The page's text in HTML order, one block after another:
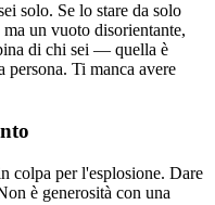
solo. Se lo stare da solo
un vuoto disorientante,
di chi sei — quella è
Ti manca avere
colpa per l'esplosione. Dare
è generosità con una